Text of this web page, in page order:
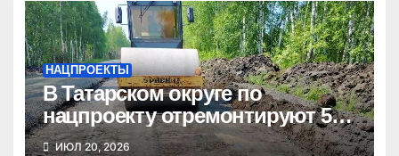
НАЦПРОЕКТЫ
В Татарском округе по
нацпроекту отремонтируют 5
километров дорог
ИЮЛ 20, 2026